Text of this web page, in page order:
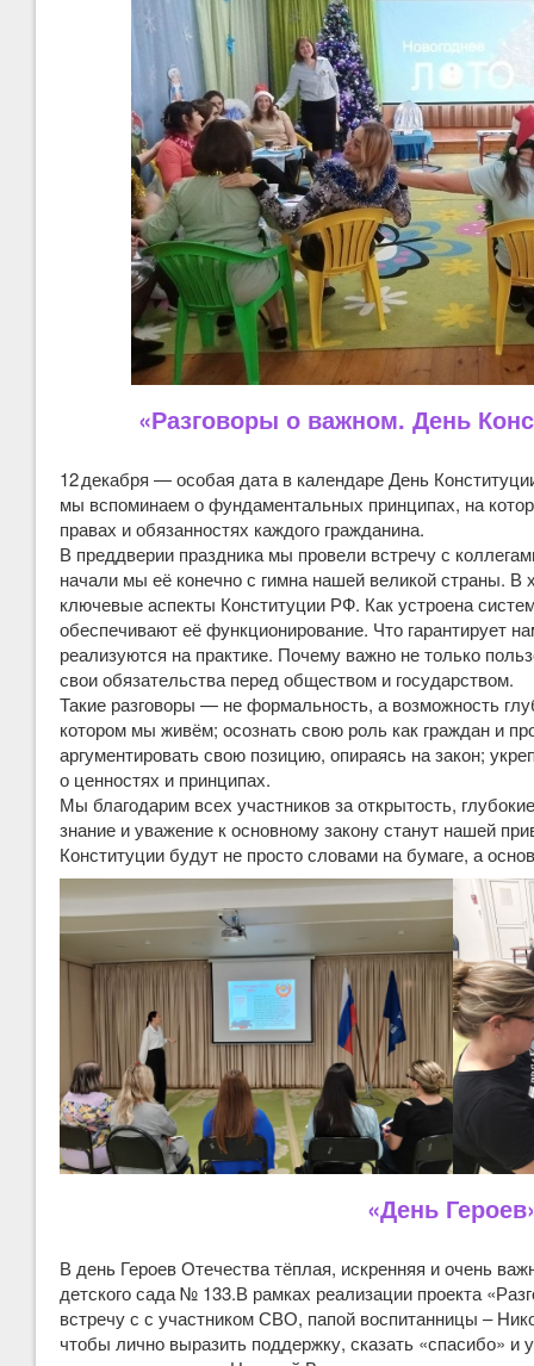
«Разговоры о важном. День
12 декабря — особая дата в календаре День
мы вспоминаем о фундаментальных принципах, на
правах и обязанностях каждого гражданина.
В преддверии праздника мы провели встречу с
начали мы её конечно с гимна нашей великой страны. В
ключевые аспекты Конституции РФ. Как устроена
обеспечивают её функционирование. Что гарантирует
реализуются на практике. Почему важно не только
свои обязательства перед обществом и государством.
Такие разговоры — не формальность, а возможность
котором мы живём; осознать свою роль как граждан и
аргументировать свою позицию, опираясь на закон;
о ценностях и принципах.
Мы благодарим всех участников за открытость,
знание и уважение к основному закону станут нашей
Конституции будут не просто словами на бумаге, а
«День
В день Героев Отечества тёплая, искренняя и очень
детского сада № 133.В рамках реализации проекта
встречу с с участником СВО, папой воспитанницы –
чтобы лично выразить поддержку, сказать «спасибо» и